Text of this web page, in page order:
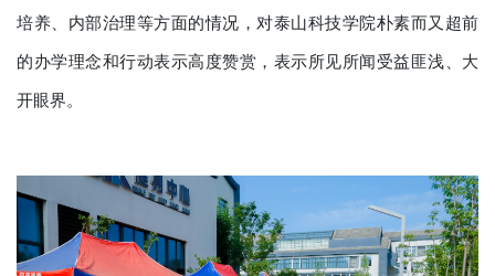
培养、内部治理等方面的情况，对泰山科技学院朴素而又超前
的办学理念和行动表示高度赞赏，表示所见所闻受益匪浅、大
开眼界。